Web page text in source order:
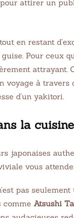
attirer un
en restant
Pour ceux
attrayant.
voyage à
d’un yakitori.
la
pas
comme Atsushi
Cook
1 juin